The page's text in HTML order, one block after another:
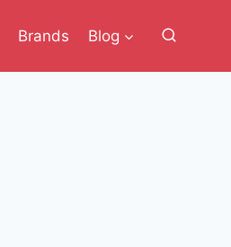
Brands Blog